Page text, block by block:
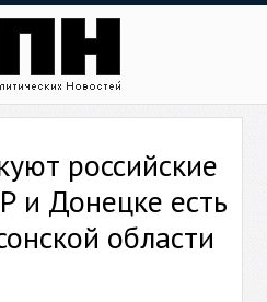
российские
и Донецке есть
области